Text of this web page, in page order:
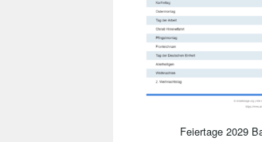
Feiertage 2029